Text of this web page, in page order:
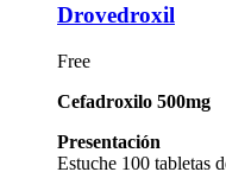
Drovedroxil
Free
Cefadroxilo 500mg
Presentación
Estuche 100 tabletas